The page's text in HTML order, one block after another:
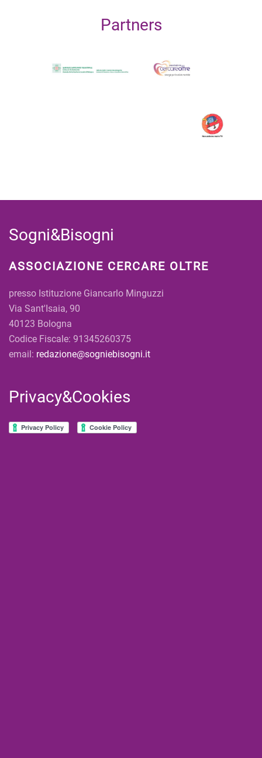
Partners
Sogni&Bisogni
ASSOCIAZIONE CERCARE OLTRE
presso Istituzione Giancarlo Minguzzi
Via Sant'Isaia, 90
40123 Bologna
Codice Fiscale: 91345260375
email: redazione@sogniebisogni.it
Privacy&Cookies